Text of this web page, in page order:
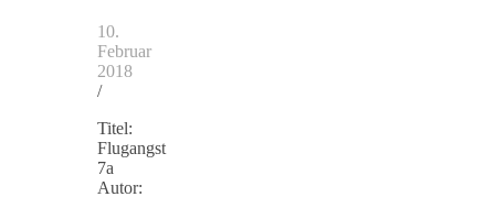
10.
Februar
2018
/
Titel:
Flugangst
7a
Autor: